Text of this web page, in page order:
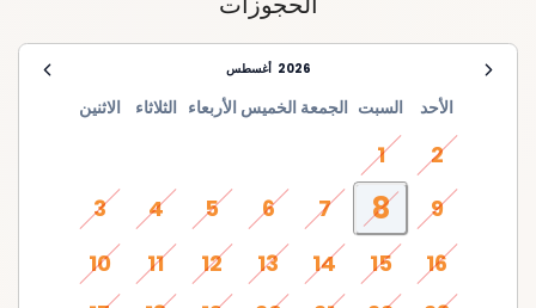
أغسطس 2026
الاثنين الثلاثاء الأربعاء الخميس الجمعة السبت الأحد
1
2
3
4 5 6 7 8
9
10
11 12 13 14 15
16